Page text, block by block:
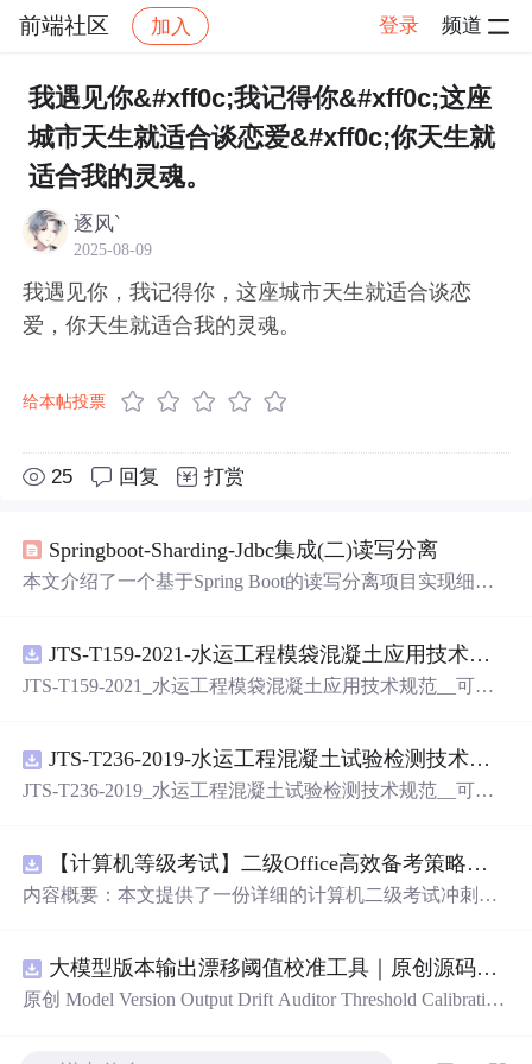
前端社区 加入 登录 频道
社区 前端社区 感慨 帖子详情
我遇见你&#xff0c;我记得你&#xff0c;这座
城市天生就适合谈恋爱&#xff0c;你天生就
适合我的灵魂。
逐风`
2025-08-09
我遇见你，我记得你，这座城市天生就适合谈恋
爱，你天生就适合我的灵魂。
给本帖投票
25 回复 打赏
Springboot-Sharding-Jdbc集成(二)读写分离
本文介绍了一个基于Spring Boot的读写分离项目实现细
的pom.xml依赖配置、关键代码示例及配置文件说明。JTS-T159-2021-水运工程模袋混凝土应用技术规范-可搜索.pdf
JTS-T159-2021_水运工程模袋混凝土应用技术规范__可搜
JTS-T236-2019-水运工程混凝土试验检测技术规范-可搜索.pdf
JTS-T236-2019_水运工程混凝土试验检测技术规范__可搜
【计算机等级考试】二级Office高效备考策略：分阶段复习计划与考场时间分配优化方案
内容概要：本文提供了一份详细的计算机二级考试冲刺备
点和基本操作；强化刷题阶段主攻操作大题，尤其是Excel
函数难点；冲刺模拟阶段进行全真模拟训练，回归高频考
大模型版本输出漂移阈值校准工具｜原创源码+测试+离线报告
原创 Model Version Output Drift Auditor Threshold Calibration